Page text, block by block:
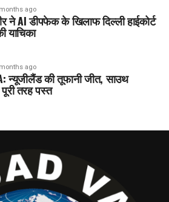
ago
ने AI डीपफेक के खिलाफ दिल्ली हाईकोर्ट
याचिका
ago
न्यूजीलैंड की तूफानी जीत, साउथ
तरह पस्त